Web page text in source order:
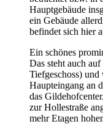
Hauptgebäude
ein Gebäude
befindet sich hier
Ein schönes
Das steht auch
Tiefgeschoss)
Haupteingang an
das
zur Hollestraße
mehr Etagen